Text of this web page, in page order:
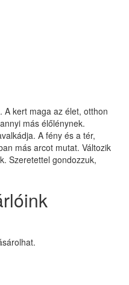
A kert maga az élet, otthon
más élőlénynek.
A fény és a tér,
más arcot mutat. Változik
Szeretettel gondozzuk,